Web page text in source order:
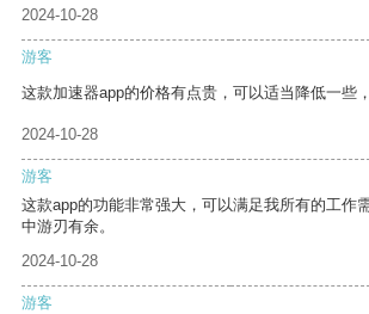
2024-10-28
游客
这款加速器app的价格有点贵，可以适当降低一些
2024-10-28
游客
这款app的功能非常强大，可以满足我所有的工作
中游刃有余。
2024-10-28
游客